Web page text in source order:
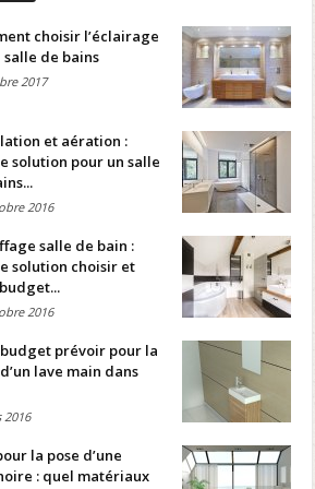
choisir l’éclairage
salle de bains
2017
et aération :
solution pour un salle
2016
salle de bain :
solution choisir et
2016
prévoir pour la
lave main dans
2016
la pose d’une
: quel matériaux